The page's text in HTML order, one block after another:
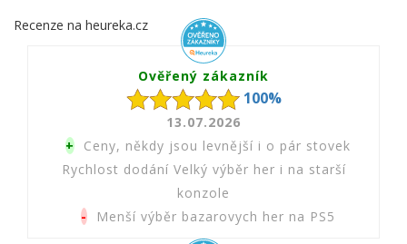
Recenze na heureka.cz
Ověřený zákazník
100%
13.07.2026
+ Ceny, někdy jsou levnější i o pár stovek
Rychlost dodání Velký výběr her i na starší
konzole
- Menší výběr bazarovych her na PS5